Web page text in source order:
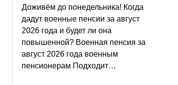
Доживём до понедельника! Когда
дадут военные пенсии за август
2026 года и будет ли она
повышенной? Военная пенсия за
август 2026 года военным
пенсионерам Подходит…